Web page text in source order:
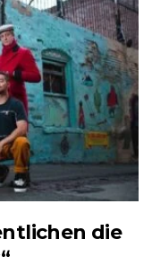
die